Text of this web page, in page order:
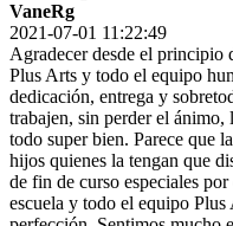
VaneRg
2021-07-01 11:22:49
Agradecer desde el principio
Plus Arts y todo el equipo
dedicación, entrega y
trabajen, sin perder el ánimo,
todo super bien. Parece que
hijos quienes la tengan que
de fin de curso especiales
escuela y todo el equipo